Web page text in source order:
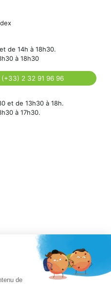
de 14h à 18h30.
à 18h30
2 32 91 96 96
et de 13h30 à 18h.
à 17h30.